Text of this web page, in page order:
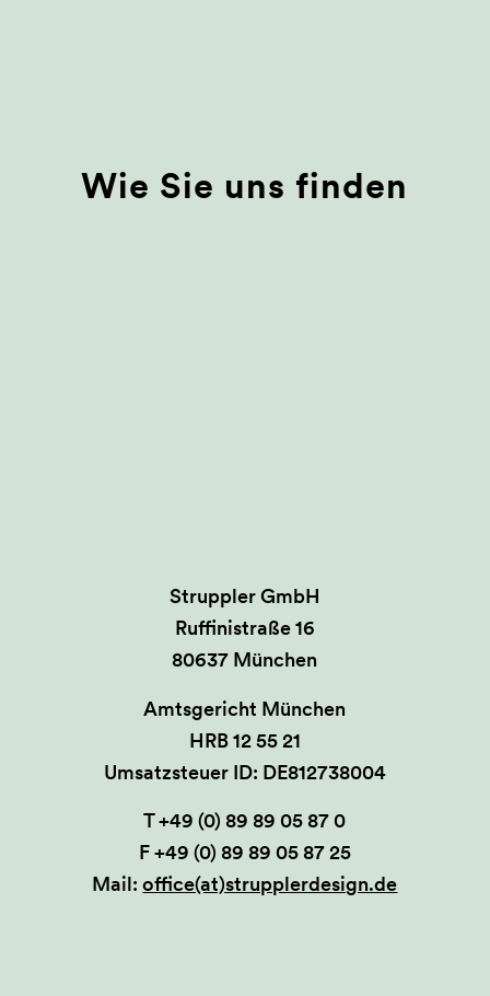
Wie Sie uns finden
Struppler GmbH
Ruffinistraße 16
80637 München
Amtsgericht München
HRB 12 55 21
Umsatzsteuer ID: DE812738004
T +49 (0) 89 89 05 87 0
F +49 (0) 89 89 05 87 25
Mail:office(at)strupplerdesign.de